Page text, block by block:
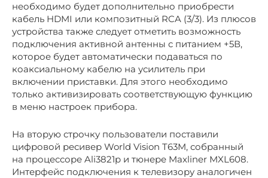
необходимо будет дополнительно приобрести
кабель HDMI или композитный RCA (3/3). Из плюсов
устройства также следует отметить возможность
подключения активной антенны с питанием +5В,
которое будет автоматически подаваться по
коаксиальному кабелю на усилитель при
включении приставки. Для этого необходимо
только активизировать соответствующую функцию
в меню настроек прибора.
На вторую строчку пользователи поставили
цифровой ресивер World Vision T63M, собранный
на процессоре Ali3821p и тюнере Maxliner MXL608.
Интерфейс подключения к телевизору аналогичен